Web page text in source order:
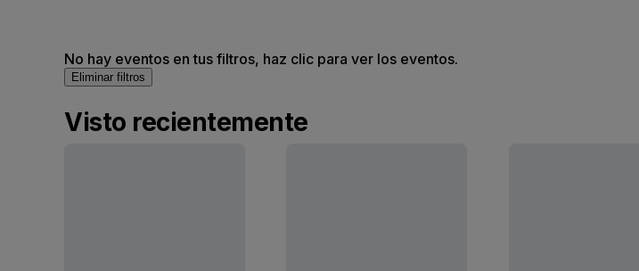
No hay eventos en tus filtros, haz clic para ver los eventos.
Eliminar filtros
Visto recientemente